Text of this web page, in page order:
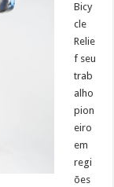
Bicy
cle
Relie
f seu
trab
alho
pion
eiro
em
regi
ões